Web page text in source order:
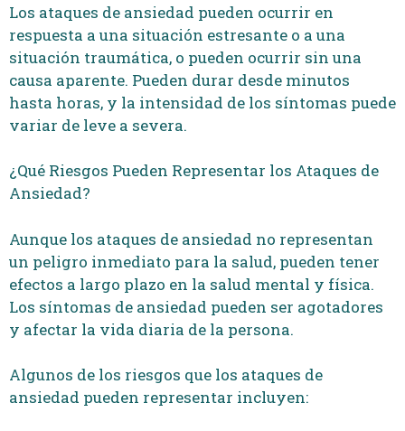
Los ataques de ansiedad pueden ocurrir en
respuesta a una situación estresante o a una
situación traumática, o pueden ocurrir sin una
causa aparente. Pueden durar desde minutos
hasta horas, y la intensidad de los síntomas puede
variar de leve a severa.
¿Qué Riesgos Pueden Representar los Ataques de
Ansiedad?
Aunque los ataques de ansiedad no representan
un peligro inmediato para la salud, pueden tener
efectos a largo plazo en la salud mental y física.
Los síntomas de ansiedad pueden ser agotadores
y afectar la vida diaria de la persona.
Algunos de los riesgos que los ataques de
ansiedad pueden representar incluyen: